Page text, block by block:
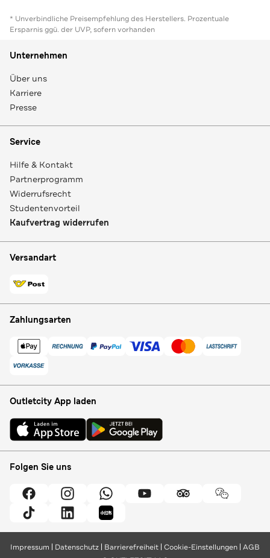
* Unverbindliche Preisempfehlung des Herstellers. Prozentuale
Ersparnis ggü. der UVP, sofern vorhanden
Unternehmen
Über uns
Karriere
Presse
Service
Hilfe & Kontakt
Partnerprogramm
Widerrufsrecht
Studentenvorteil
Kaufvertrag widerrufen
Versandart
Zahlungsarten
Outletcity App laden
Folgen Sie uns
Impressum Datenschutz Barrierefreiheit Cookie-Einstellungen AGB